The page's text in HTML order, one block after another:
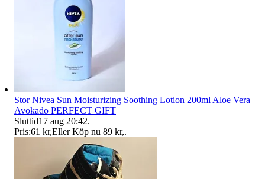
Stor Nivea Sun Moisturizing Soothing Lotion 200ml Aloe Vera
Avokado PERFECT GIFT
Sluttid17 aug 20:42.
Pris:61 kr,Eller Köp nu 89 kr,.